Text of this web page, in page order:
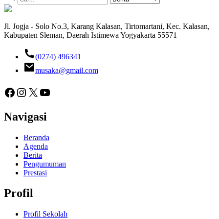
Jl. Jogja - Solo No.3, Karang Kalasan, Tirtomartani, Kec. Kalasan,
Kabupaten Sleman, Daerah Istimewa Yogyakarta 55571
(0274) 496341
musaka@gmail.com
Facebook
Instagram
X YouTube
Navigasi
Beranda
Agenda
Berita
Pengumuman
Prestasi
Profil
Profil Sekolah